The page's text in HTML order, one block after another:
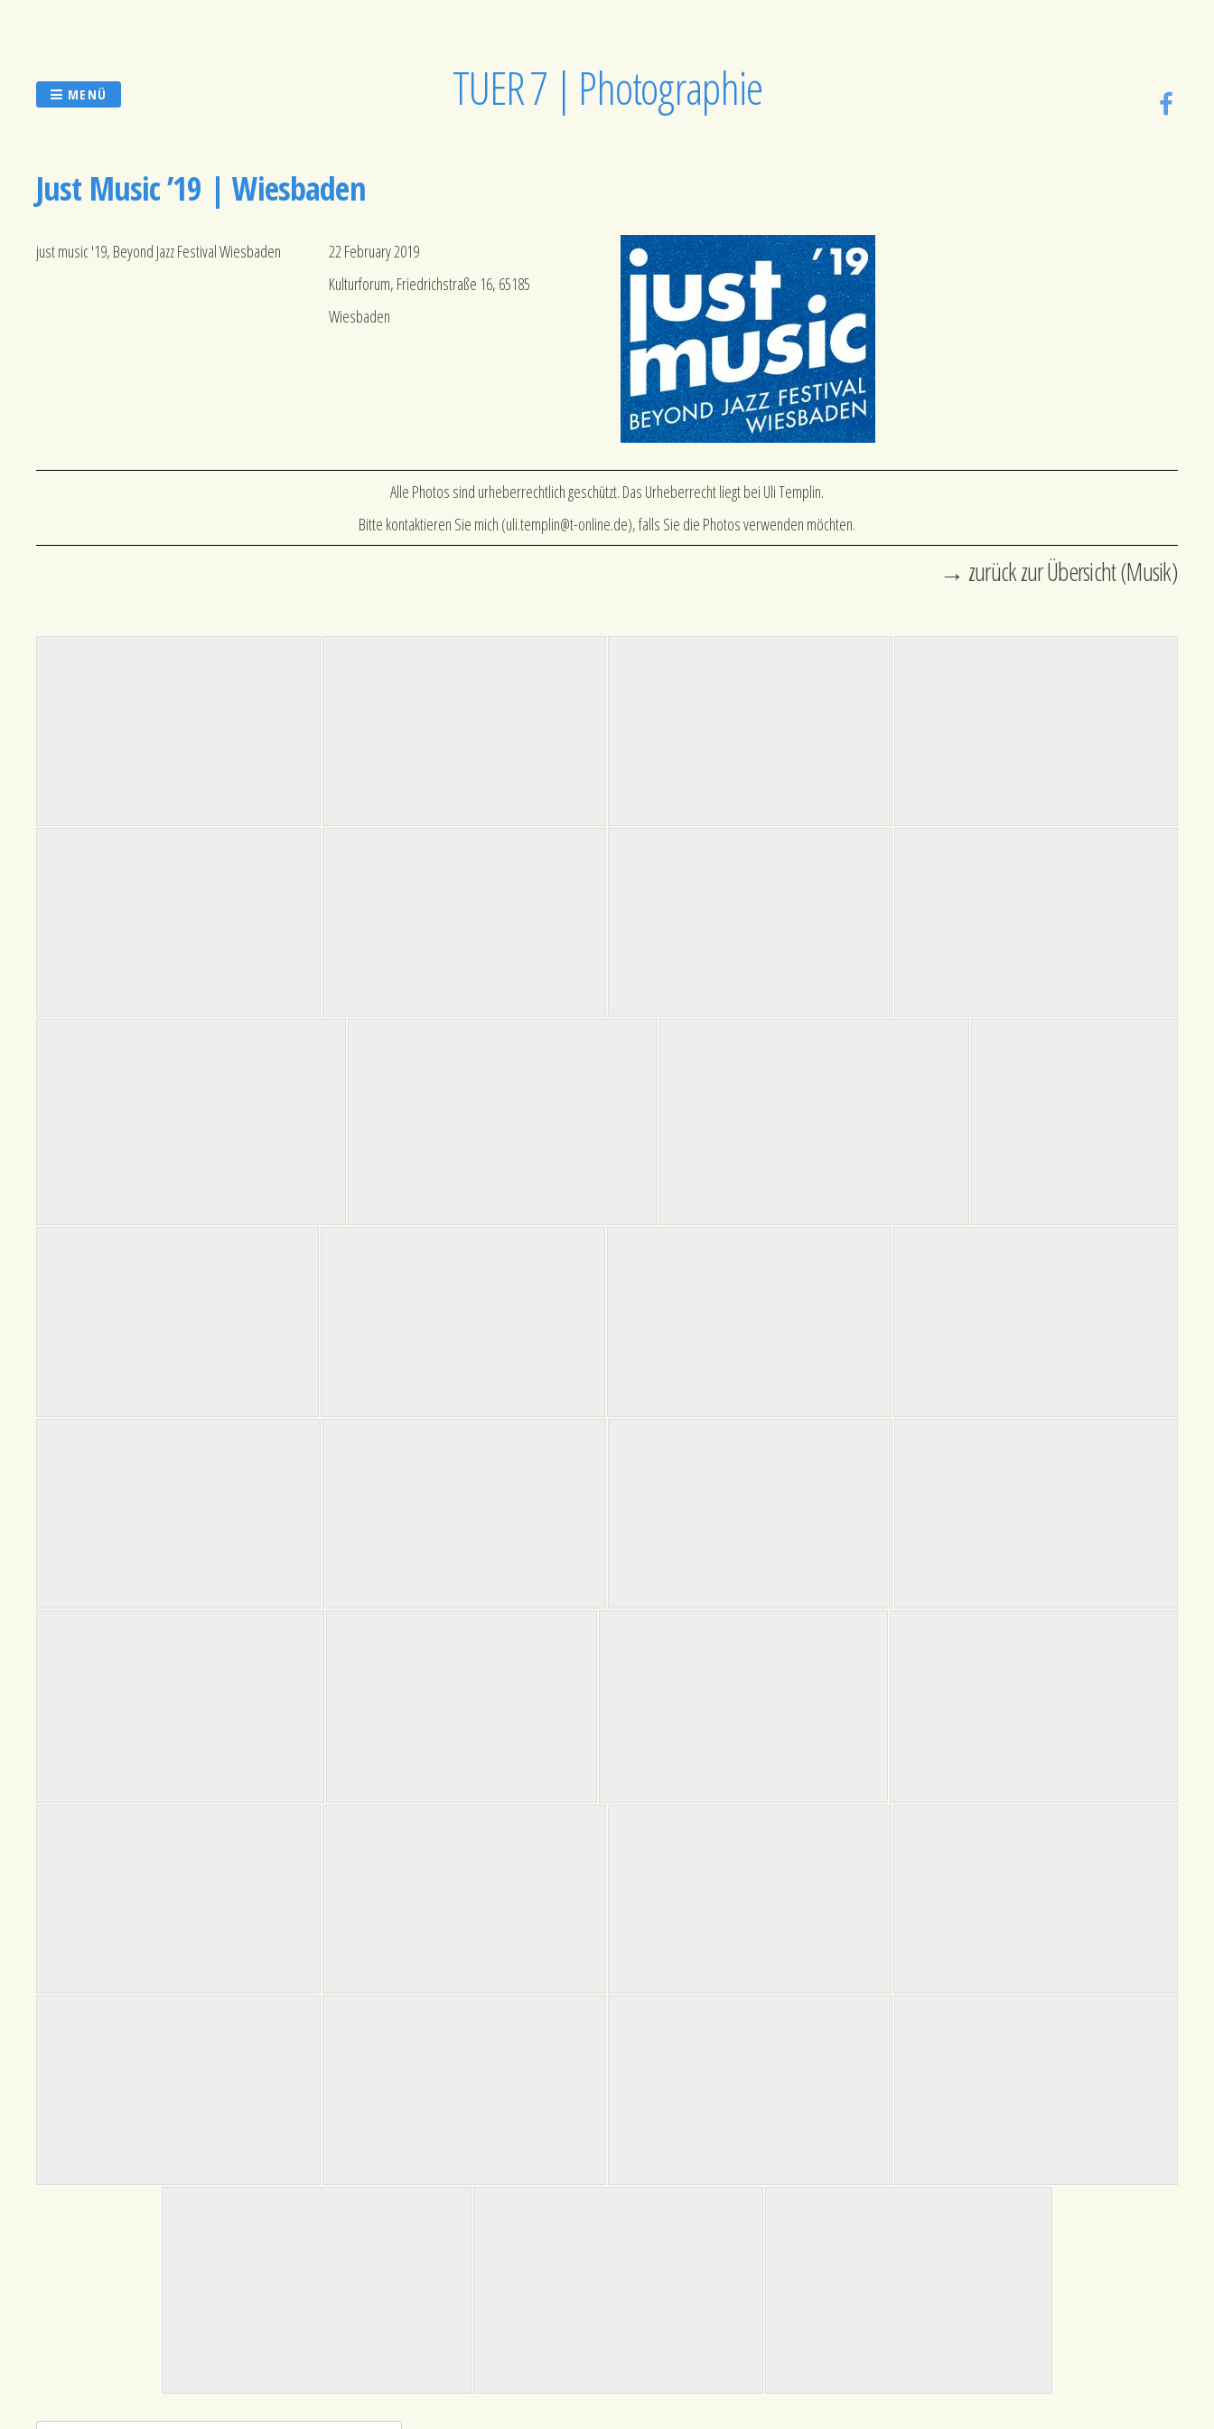
TUER 7 | Photographie
MENÜ
Just Music ’19 | Wiesbaden
just music '19, Beyond Jazz Festival Wiesbaden
22 February 2019
Kulturforum, Friedrichstraße 16, 65185
Wiesbaden
Alle Photos sind urheberrechtlich geschützt. Das Urheberrecht liegt bei Uli Templin.
Bitte kontaktieren Sie mich (uli.templin@t-online.de), falls Sie die Photos verwenden möchten.
→ zurück zur Übersicht (Musik)